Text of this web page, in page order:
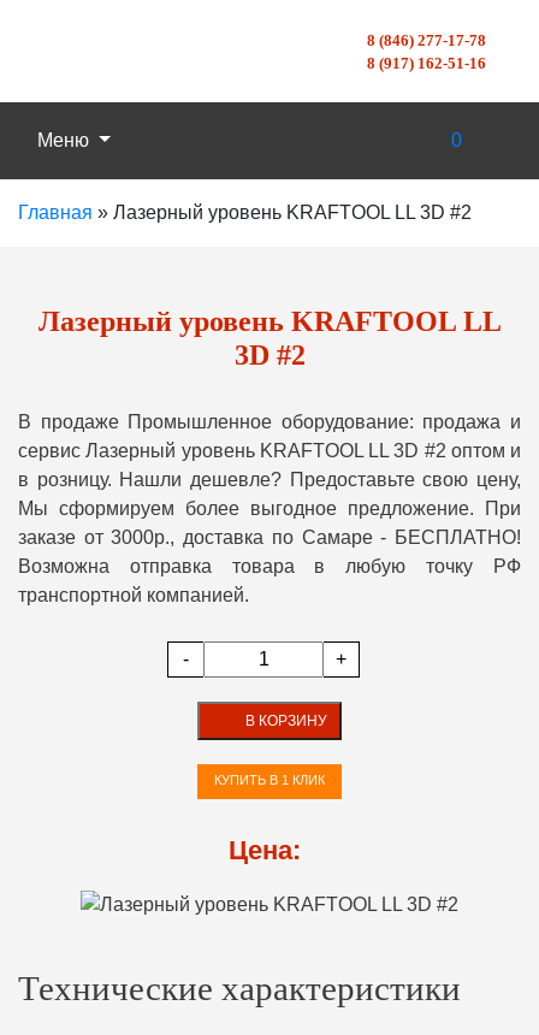
8 (846) 277-17-78
8 (917) 162-51-16
Меню 0
Главная » Лазерный уровень KRAFTOOL LL 3D #2
Лазерный уровень KRAFTOOL LL
3D #2
В продаже Промышленное оборудование: продажа и
сервис Лазерный уровень KRAFTOOL LL 3D #2 оптом и
в розницу. Нашли дешевле? Предоставьте свою цену,
Мы сформируем более выгодное предложение. При
заказе от 3000р., доставка по Самаре - БЕСПЛАТНО!
Возможна отправка товара в любую точку РФ
транспортной компанией.
- +
В КОРЗИНУ
КУПИТЬ В 1 КЛИК
Цена:
Технические характеристики